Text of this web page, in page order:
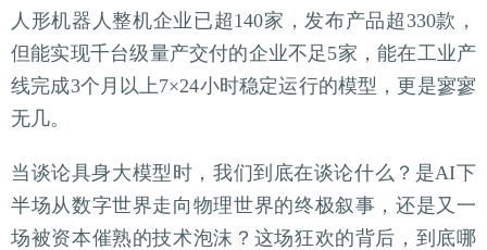
人形机器人整机企业已超140家，发布产品超330款，
但能实现千台级量产交付的企业不足5家，能在工业产
线完成3个月以上7×24小时稳定运行的模型，更是寥寥
无几。
当谈论具身大模型时，我们到底在谈论什么？是AI下
半场从数字世界走向物理世界的终极叙事，还是又一
场被资本催熟的技术泡沫？这场狂欢的背后，到底哪